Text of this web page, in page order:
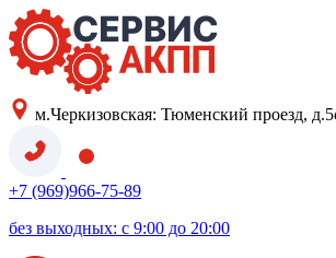
м.Черкизовская: Тюменский проезд,
+7 (969)966-75-89
без выходных: с 9:00 до 20:00